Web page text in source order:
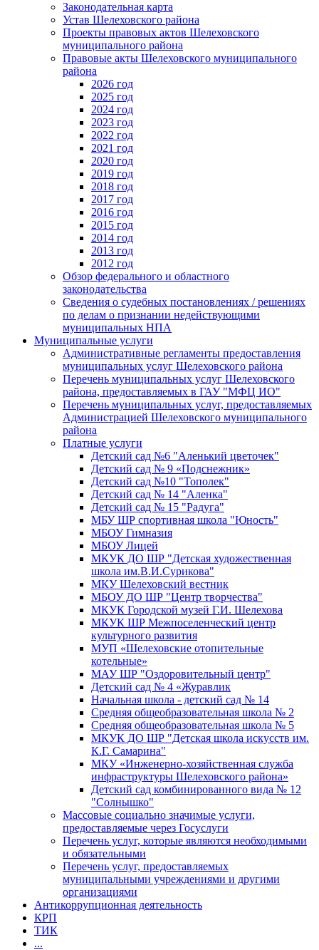
Законодательная карта
Устав Шелеховского района
Проекты правовых актов Шелеховского
муниципального района
Правовые акты Шелеховского муниципального
района
2026 год
2025 год
2024 год
2023 год
2022 год
2021 год
2020 год
2019 год
2018 год
2017 год
2016 год
2015 год
2014 год
2013 год
2012 год
Обзор федерального и областного
законодательства
Сведения о судебных постановлениях / решениях
по делам о признании недействующими
муниципальных НПА
Муниципальные услуги
Административные регламенты предоставления
муниципальных услуг Шелеховского района
Перечень муниципальных услуг Шелеховского
района, предоставляемых в ГАУ "МФЦ ИО"
Перечень муниципальных услуг, предоставляемых
Администрацией Шелеховского муниципального
района
Платные услуги
Детский сад №6 "Аленький цветочек"
Детский сад № 9 «Подснежник»
Детский сад №10 "Тополек"
Детский сад № 14 "Аленка"
Детский сад № 15 "Радуга"
МБУ ШР спортивная школа "Юность"
МБОУ Гимназия
МБОУ Лицей
МКУК ДО ШР "Детская художественная
школа им.В.И.Сурикова"
МКУ Шелеховский вестник
МБОУ ДО ШР "Центр творчества"
МКУК Городской музей Г.И. Шелехова
МКУК ШР Межпоселенческий центр
культурного развития
МУП «Шелеховские отопительные
котельные»
МАУ ШР "Оздоровительный центр"
Детский сад № 4 «Журавлик
Начальная школа - детский сад № 14
Средняя общеобразовательная школа № 2
Средняя общеобразовательная школа № 5
МКУК ДО ШР "Детская школа искусств им.
К.Г. Самарина"
МКУ «Инженерно-хозяйственная служба
инфраструктуры Шелеховского района»
Детский сад комбинированного вида № 12
"Солнышко"
Массовые социально значимые услуги,
предоставляемые через Госуслуги
Перечень услуг, которые являются необходимыми
и обязательными
Перечень услуг, предоставляемых
муниципальными учреждениями и другими
организациями
Антикоррупционная деятельность
КРП
ТИК
...